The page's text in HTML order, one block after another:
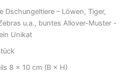
Dschungeltiere – Löwen, Tiger,
u.a., buntes Allover-Muster -
Unikat
8 × 10 cm (B × H)